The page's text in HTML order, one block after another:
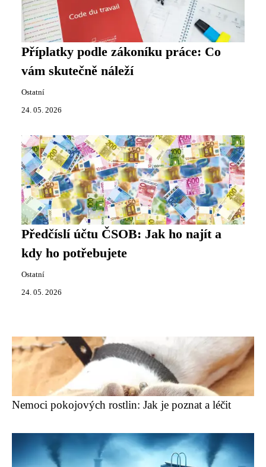
Příplatky podle zákoníku práce: Co
vám skutečně náleží
Ostatní
24. 05. 2026
Předčíslí účtu ČSOB: Jak ho najít a
kdy ho potřebujete
Ostatní
24. 05. 2026
Nemoci pokojových rostlin: Jak je poznat a léčit